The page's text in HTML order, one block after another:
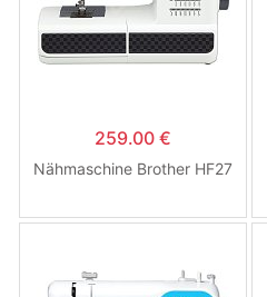
259.00 €
Nähmaschine Brother HF27